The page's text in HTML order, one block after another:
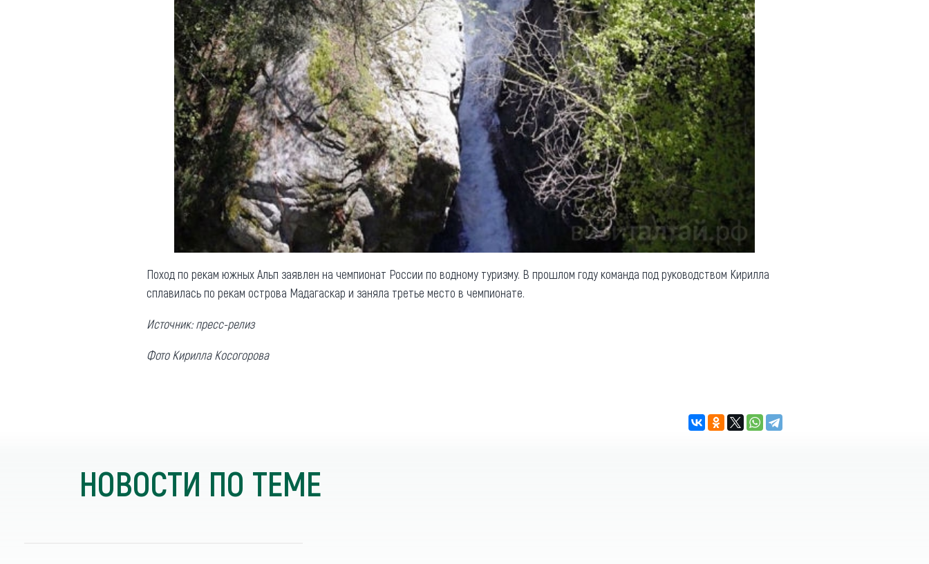
Поход по рекам южных Альп заявлен на чемпионат России по водному туризму. В прошлом году команда под руководством Кирилла
сплавилась по рекам острова Мадагаскар и заняла третье место в чемпионате.
Источник: пресс-релиз
Фото Кирилла Косогорова
НОВОСТИ ПО ТЕМЕ